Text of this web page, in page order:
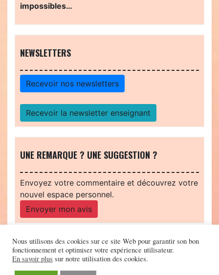
impossibles…
NEWSLETTERS
Recevoir nos newsletters
Recevoir la newsletter enseignant
UNE REMARQUE ? UNE SUGGESTION ?
Envoyez votre commentaire et découvrez votre
nouvel espace personnel.
Envoyer mon avis
Nous utilisons des cookies sur ce site Web pour garantir son bon
fonctionnement et optimiser votre expérience utilisateur.
En savoir plus sur notre utilisation des cookies.